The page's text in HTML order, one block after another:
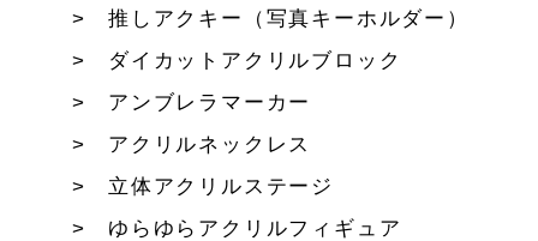
推しアクキー（写真キーホルダー）
ダイカットアクリルブロック
アンブレラマーカー
アクリルネックレス
立体アクリルステージ
ゆらゆらアクリルフィギュア